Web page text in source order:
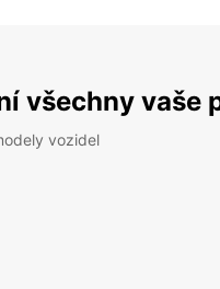
všechny vaše
vozidel